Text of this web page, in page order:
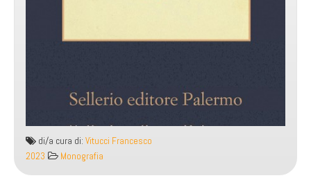
di/a cura di: Vitucci Francesco
2023
Monografia